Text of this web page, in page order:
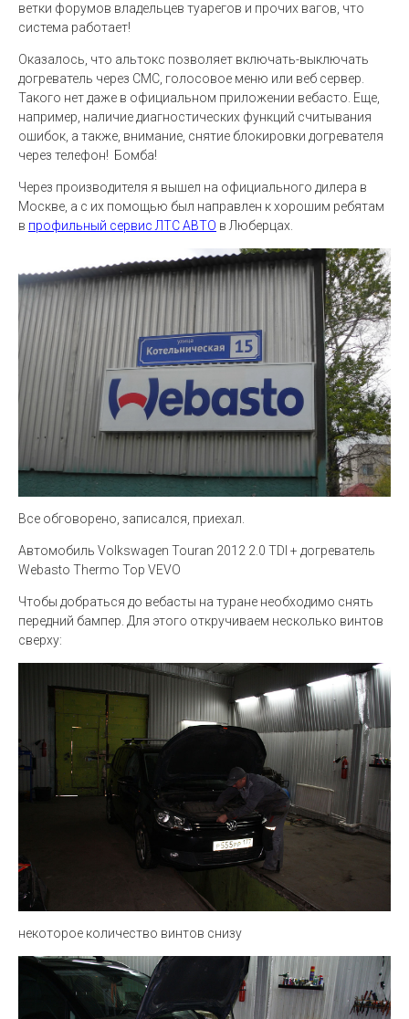
ветки форумов владельцев туарегов и прочих вагов, что
система работает!
Оказалось, что альтокс позволяет включать-выключать
догреватель через СМС, голосовое меню или веб сервер.
Такого нет даже в официальном приложении вебасто. Еще,
например, наличие диагностических функций считывания
ошибок, а также, внимание, снятие блокировки догревателя
через телефон! Бомба!
Через производителя я вышел на официального дилера в
Москве, а с их помощью был направлен к хорошим ребятам
в профильный сервис ЛТС АВТО в Люберцах.
Все обговорено, записался, приехал.
Автомобиль Volkswagen Touran 2012 2.0 TDI + догреватель
Webasto Thermo Top VEVO
Чтобы добраться до вебасты на туране необходимо снять
передний бампер. Для этого откручиваем несколько винтов
сверху:
некоторое количество винтов снизу